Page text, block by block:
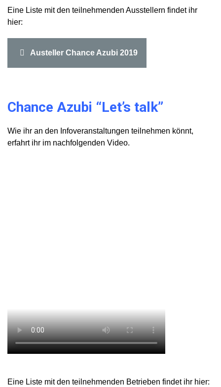
Eine Liste mit den teilnehmenden Ausstellern findet ihr
hier:
Austeller Chance Azubi 2019
Chance Azubi “Let’s talk”
Wie ihr an den Infoveranstaltungen teilnehmen könnt,
erfahrt ihr im nachfolgenden Video.
Eine Liste mit den teilnehmenden Betrieben findet ihr hier: